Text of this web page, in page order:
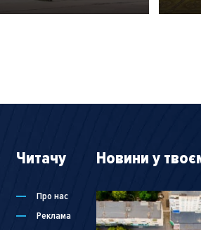
Читачу
Про нас
Реклама
Новини у